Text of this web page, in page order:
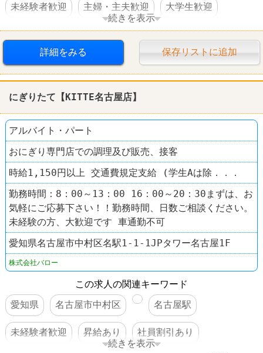
未経験者歓迎 主婦・主夫歓迎 大学生歓迎
高校生OK 交通費支給 制服あり 社員登用あり
禁煙・分煙
続きを表示
詳細をみる 保存リストに追加
にぎりたて【KITTE名古屋店】
アルバイト・パート
おにぎり専門店での調理及び販売、接客
時給1,150円以上 交通費規定支給 (学生Aは除．．．
勤務時間：8：00～13：00 16：00～20：30まずは、お
気軽にご応募下さい！！勤務時間、日数ご相談ください。
未経験の方、大歓迎です 車通勤不可
愛知県名古屋市中村区名駅1-1-1JPタワー名古屋1F
株式会社バロー
この求人の関連キーワード
愛知県
名古屋市中村区 名古屋駅
未経験者歓迎 昇給あり 社員割引あり
続きを表示